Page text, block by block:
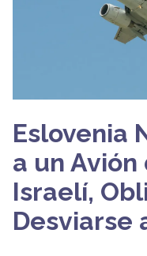
Eslovenia
a un
Israelí,
Desviarse